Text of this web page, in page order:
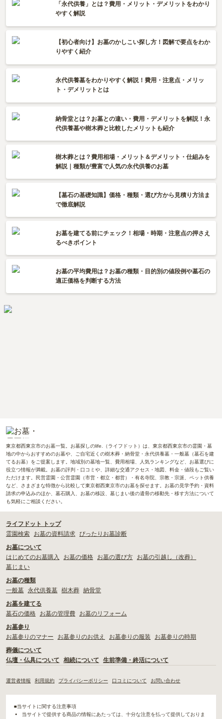
「永代供養」とは？費用・メリット・デメリットをわかり
やすく解説
【初心者向け】お墓のかしこい探し方！図解で要点をわか
りやすく紹介
永代供養墓をわかりやすく解説！費用・注意点・メリッ
ト・デメリットとは
納骨堂とは？お墓との違い・費用・デメリットを解説！永
代供養墓や樹木葬と比較したメリットも紹介
樹木葬とは？費用相場・メリット＆デメリット・仕組みを
解説｜種類が豊富で人気の永代供養のお墓
【墓石の基礎知識】価格・種類・選び方から見積り方法ま
で徹底解説
お墓を建てる前にチェック！相場・時期・注意点の押さえ
るべきポイント
お墓の平均費用は？お墓の種類・目的別の値段例や墓石の
適正価格を判断する方法
東京都西東京市のお墓一覧。お墓探しのlife.（ライフドット）は、東京都西東京市の霊園・墓
地の中からおすすめのお墓や、ご自宅近くの樹木葬・納骨堂・永代供養墓・一般墓（墓石を建
てるお墓）をご提案します。地域別の墓地一覧、費用相場、人気ランキングなど、お墓選びに
役立つ情報が満載。お墓の評判・口コミや、詳細な交通アクセス・地図、料金・値段もご覧い
ただけます。民営霊園・公営霊園（市営・都立・都営）・有名寺院、宗教・宗派、ペット供養
など、さまざまな特徴から比較して東京都西東京市のお墓を探せます。お墓の見学予約・資料
請求の申込みのほか、墓石購入、お墓の移設、墓じまい後の遺骨の移動先・移す方法について
も気軽にご相談ください。
ライフドット トップ
霊園検索
お墓の資料請求 ぴったりお墓診断
お墓について
はじめてのお墓購入
お墓の価格 お墓の選び方
お墓の引越し（改葬）
墓じまい
お墓の種類
一般墓
永代供養墓 樹木葬 納骨堂
お墓を建てる
墓石の価格
お墓の管理費
お墓のリフォーム
お墓参り
お墓参りのマナー
お墓参りのお供え お墓参りの服装
お墓参りの時期
葬儀について
仏壇・仏具について
相続について 生前準備・終活について
運営者情報 利用規約 プライバシーポリシー 口コミについて お問い合わせ
■当サイトに関する注意事項
当サイトで提供する商品の情報にあたっては、十分な注意を払って提供しておりま